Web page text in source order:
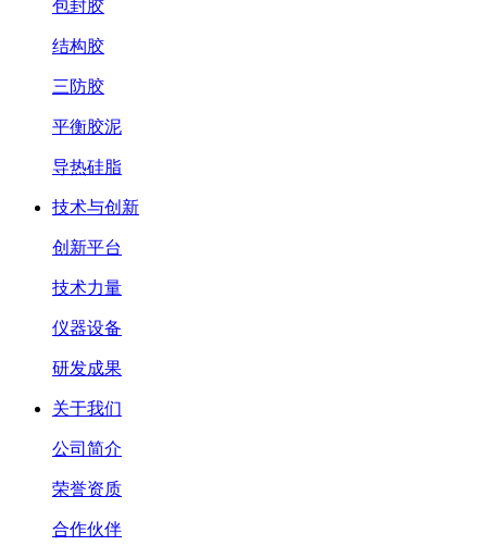
包封胶
结构胶
三防胶
平衡胶泥
导热硅脂
技术与创新
创新平台
技术力量
仪器设备
研发成果
关于我们
公司简介
荣誉资质
合作伙伴